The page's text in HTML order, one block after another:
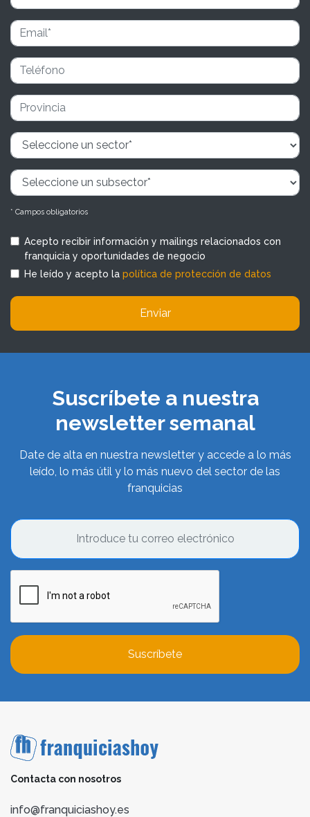
* Campos obligatorios
Acepto recibir información y mailings relacionados con
franquicia y oportunidades de negocio
He leído y acepto la política de protección de datos
Enviar
Suscríbete a nuestra
newsletter semanal
Date de alta en nuestra newsletter y accede a lo más
leído, lo más útil y lo más nuevo del sector de las
franquicias
Suscríbete
Contacta con nosotros
info@franquiciashoy.es